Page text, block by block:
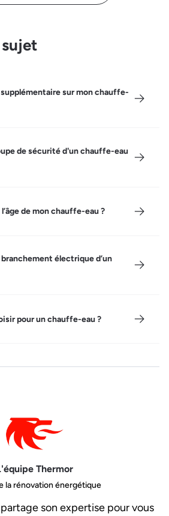
sur mon chauffe-
de sécurité d'un chauffe-eau
de mon chauffe-eau ?
électrique d’un
pour un chauffe-eau ?
Thermor
la rénovation énergétique
partage son expertise pour vous